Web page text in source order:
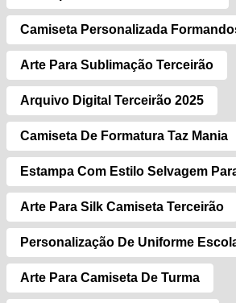
Camiseta Personalizada
Arte Para Sublimação Terceirão
Arquivo Digital Terceirão 2025
Camiseta De Formatura Taz Mania
Estampa Com Estilo Selvagem
Arte Para Silk Camiseta Terceirão
Personalização De Uniforme
Arte Para Camiseta De Turma